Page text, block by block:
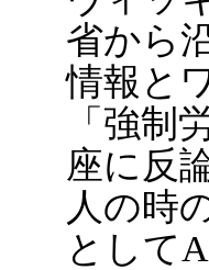
省から
情報と
「強制
座に反
人の時
として